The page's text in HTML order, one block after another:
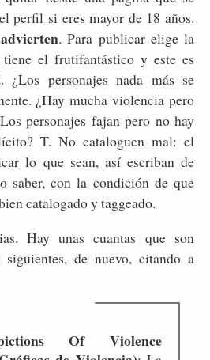
perfil si eres mayor de 18 años.
. Para publicar elige la
el frutifantástico y este es
personajes nada más se
¿Hay mucha violencia pero
personajes fajan pero no hay
T. No cataloguen mal: el
lo que sean, así escriban de
saber, con la condición de que
catalogado y taggeado.
Hay unas cuantas que son
de nuevo, citando a
Of Violence